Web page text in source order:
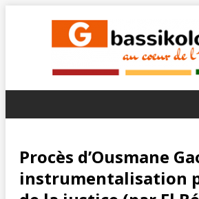
Procès d’Ousmane
instrumentalisation